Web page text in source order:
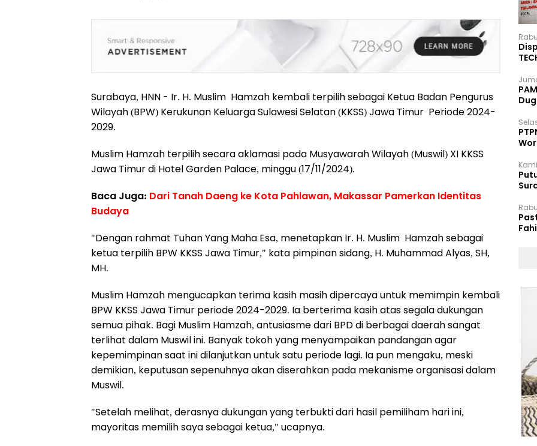
Surabaya, HNN - Ir. H. Muslim Hamzah kembali terpilih sebagai Ketua Badan Pengurus
Wilayah (BPW) Kerukunan Keluarga Sulawesi Selatan (KKSS) Jawa Timur Periode 2024-
2029.
Muslim Hamzah terpilih secara aklamasi pada Musyawarah Wilayah (Muswil) XI KKSS
Jawa Timur di Hotel Garden Palace, minggu (17/11/2024).
Baca Juga: Dari Tanah Daeng ke Kota Pahlawan, Makassar Pamerkan Identitas
Budaya
"Dengan rahmat Tuhan Yang Maha Esa, menetapkan Ir. H. Muslim Hamzah sebagai
ketua terpilih BPW KKSS Jawa Timur," kata pimpinan sidang, H. Muhammad Alyas, SH,
MH.
Muslim Hamzah mengucapkan terima kasih masih dipercaya untuk memimpin kembali
BPW KKSS Jawa Timur periode 2024-2029. Ia berterima kasih atas segala dukungan
semua pihak. Bagi Muslim Hamzah, antusiasme dari BPD di berbagai daerah sangat
terlihat dalam Muswil ini. Banyak tokoh yang menyampaikan pandangan agar
kepemimpinan saat ini dilanjutkan untuk satu periode lagi. Ia pun mengaku, meski
demikian, keputusan sepenuhnya akan diserahkan pada mekanisme organisasi dalam
Muswil.
"Setelah melihat, derasnya dukungan yang terbukti dari hasil pemiliham hari ini,
mayoritas memilih saya sebagai ketua," ucapnya.